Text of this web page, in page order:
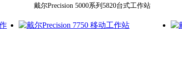
戴尔Precision 5000系列5820台式工作站